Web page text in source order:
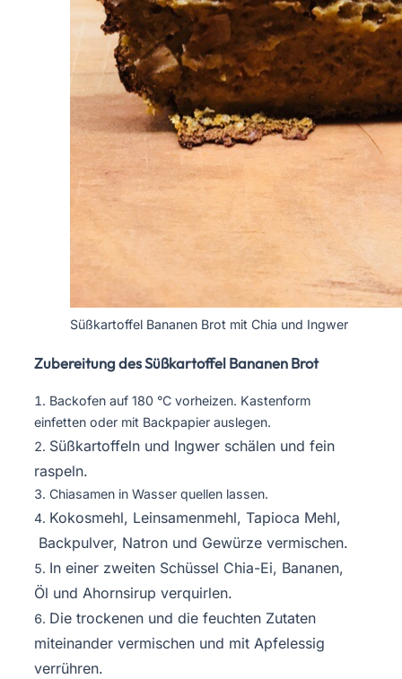
Süßkartoffel Bananen Brot mit Chia und Ingwer
Zubereitung des Süßkartoffel Bananen Brot
Backofen auf 180 °C vorheizen. Kastenform
einfetten oder mit Backpapier auslegen.
Süßkartoffeln und Ingwer schälen und fein
raspeln.
Chiasamen in Wasser quellen lassen.
Kokosmehl, Leinsamenmehl, Tapioca Mehl,
Backpulver, Natron und Gewürze vermischen.
In einer zweiten Schüssel Chia-Ei, Bananen,
Öl und Ahornsirup verquirlen.
Die trockenen und die feuchten Zutaten
miteinander vermischen und mit Apfelessig
verrühren.